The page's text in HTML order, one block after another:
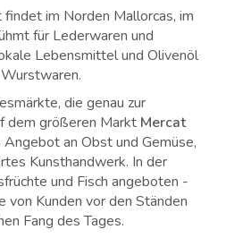
im Norden Mallorcas, im
für Lederwaren und
Lebensmittel und Olivenöl
die genau zur
dem größeren Markt Mercat
an Obst und Gemüse,
Kunsthandwerk. In der
und Fisch angeboten -
von Kunden vor den Ständen
Fang des Tages.